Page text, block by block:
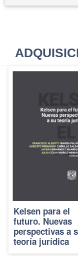
Kelsen para el
futuro. Nuevas
perspectivas a
teoría jurídica